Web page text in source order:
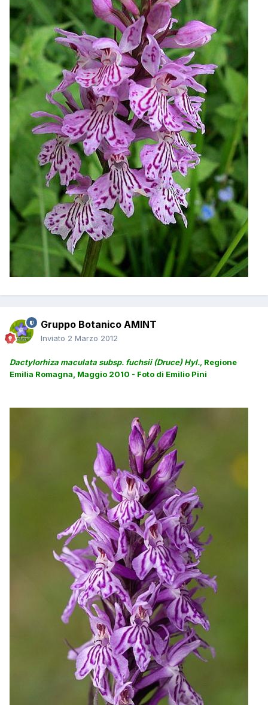
Gruppo Botanico AMINT
Inviato 2 Marzo 2012
Dactylorhiza maculata subsp. fuchsii (Druce) Hyl., Regione
Emilia Romagna, Maggio 2010 - Foto di Emilio Pini